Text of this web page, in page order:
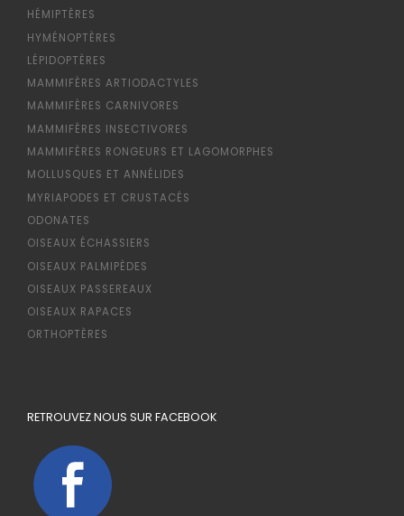
HÉMIPTÈRES
HYMÉNOPTÈRES
LÉPIDOPTÈRES
MAMMIFÈRES ARTIODACTYLES
MAMMIFÈRES CARNIVORES
MAMMIFÈRES INSECTIVORES
MAMMIFÈRES RONGEURS ET LAGOMORPHES
MOLLUSQUES ET ANNÉLIDES
MYRIAPODES ET CRUSTACÉS
ODONATES
OISEAUX ÉCHASSIERS
OISEAUX PALMIPÈDES
OISEAUX PASSEREAUX
OISEAUX RAPACES
ORTHOPTÈRES
RETROUVEZ NOUS SUR FACEBOOK